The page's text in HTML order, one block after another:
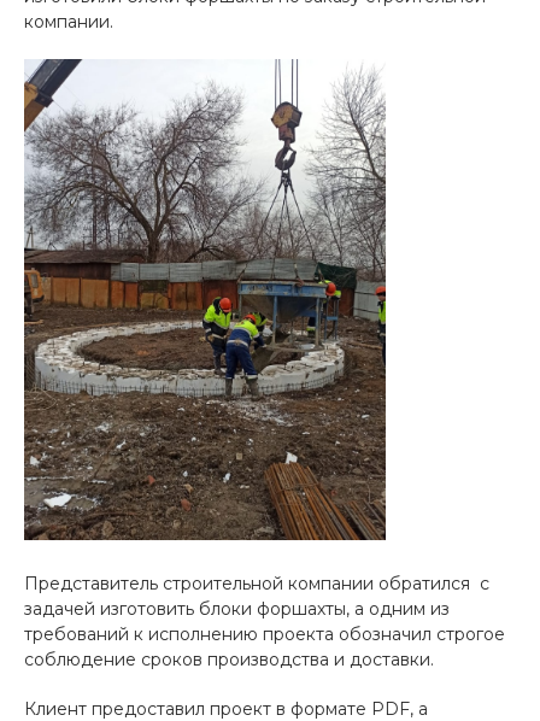
компании.
Представитель строительной компании обратился с
задачей изготовить блоки форшахты, а одним из
требований к исполнению проекта обозначил строгое
соблюдение сроков производства и доставки.
Клиент предоставил проект в формате PDF, а